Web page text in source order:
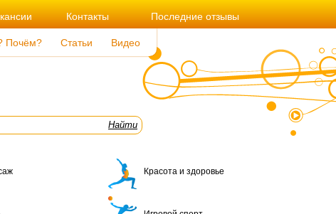
Почём? Статьи Видео
Контакты Последние отзывы
Красота и здоровье